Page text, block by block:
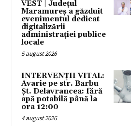
VEST | Județul
Maramureș a găzduit
evenimentul dedicat
digitalizării
administrației publice
locale
5 august 2026
INTERVENȚII VITAL:
Avarie pe str. Barbu
Șt. Delavrancea: fără
apă potabilă până la
ora 12:00
4 august 2026